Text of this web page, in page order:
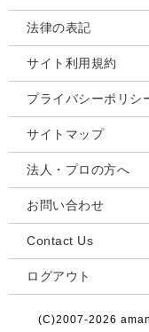
法律の表記
サイト利用規約
プライバシーポリシ
サイトマップ
法人・プロの方へ
お問い合わせ
Contact Us
ログアウト
(C)2007-2026